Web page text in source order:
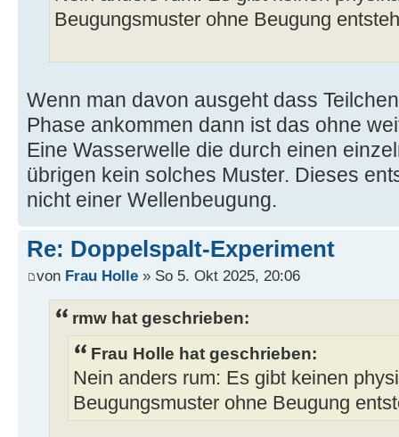
Beugungsmuster ohne Beugung
Wenn man davon ausgeht dass
Phase ankommen dann ist das ohne
Eine Wasserwelle die durch einen
übrigen kein solches Muster. Dieses
nicht einer Wellenbeugung.
Re: Doppelspalt-Experiment
von Frau Holle » So 5. Okt 2025, 20:06
rmw hat geschrieben:
Frau Holle hat geschrieben:
Nein anders rum: Es gibt keinen
Beugungsmuster ohne Beugung